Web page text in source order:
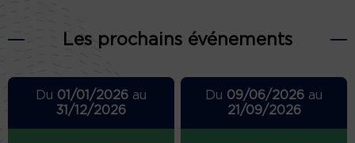
Les prochains événements
Du 01/01/2026au
31/12/2026
Du 09/06/2026 au
21/09/2026